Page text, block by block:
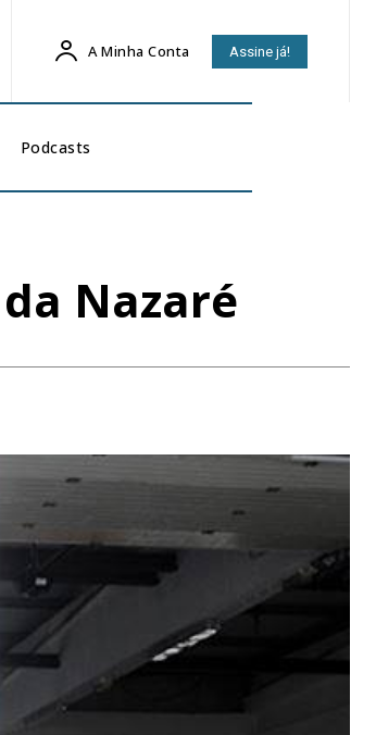
A Minha Conta Assine já!
Podcasts
Nazaré